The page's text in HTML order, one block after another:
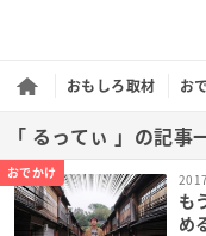
おもしろ取材 お
「 るってぃ 」の記事
おでかけ
も
め